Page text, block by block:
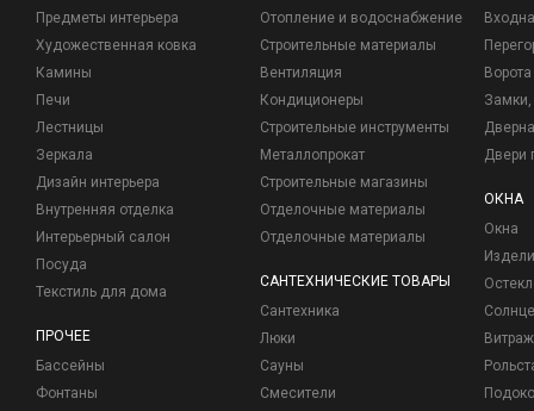
Предметы интерьера
Художественная ковка
Камины
Печи
Лестницы
Зеркала
Дизайн интерьера
Внутренняя отделка
Интерьерный салон
Посуда
Текстиль для дома
ПРОЧЕЕ
Бассейны
Фонтаны
Отопление и водоснабжение
Строительные материалы
Вентиляция
Кондиционеры
Строительные инструменты
Металлопрокат
Строительные магазины
Отделочные материалы
Отделочные материалы
САНТЕХНИЧЕСКИЕ ТОВАРЫ
Сантехника
Люки
Сауны
Смесители
Ворота
Замки,
Двери
ОКНА
Окна